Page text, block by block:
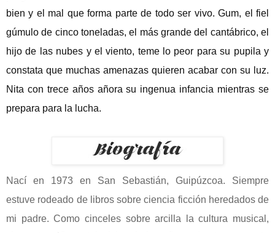
bien y el mal que forma parte de todo ser vivo. Gum, el fiel
gúmulo de cinco toneladas, el más grande del cantábrico, el
hijo de las nubes y el viento, teme lo peor para su pupila y
constata que muchas amenazas quieren acabar con su luz.
Nita con trece años añora su ingenua infancia mientras se
prepara para la lucha.
Nací en 1973 en San Sebastián, Guipúzcoa. Siempre
estuve rodeado de libros sobre ciencia ficción heredados de
mi padre. Como cinceles sobre arcilla la cultura musical,